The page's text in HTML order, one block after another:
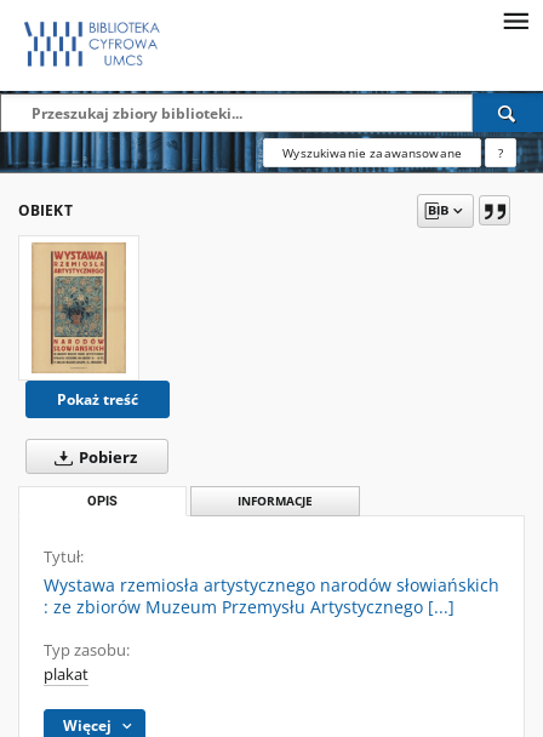
Wyszukiwanie zaawansowane ?
OBIEKT
Pokaż treść
Pobierz
OPIS INFORMACJE
Tytuł:
Wystawa rzemiosła artystycznego narodów słowiańskich
: ze zbiorów Muzeum Przemysłu Artystycznego [...]
Typ zasobu:
plakat
Więcej